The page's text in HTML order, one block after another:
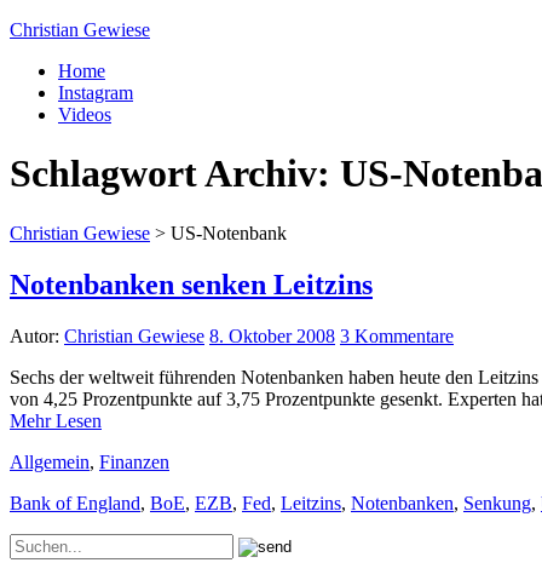
Christian Gewiese
Home
Instagram
Videos
Schlagwort Archiv: US-
Christian Gewiese > US-Notenbank
Notenbanken senken Leitzins
Autor: Christian Gewiese 8. Oktober 2008 3 Kommentare
Sechs der weltweit führenden Notenbanken haben heute den
von 4,25 Prozentpunkte auf 3,75 Prozentpunkte gesenkt. Experten
Mehr Lesen
Allgemein, Finanzen
Bank of England, BoE, EZB, Fed, Leitzins, Notenbanken, Senkung,